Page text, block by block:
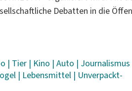
Debatten in die
| Tier | Kino |Auto | Journalismus
| Lebensmittel | Unverpackt-